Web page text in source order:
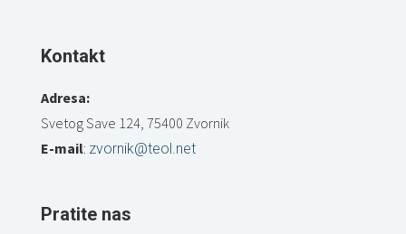
Kontakt
Adresa:
Svetog Save 124, 75400 Zvornik
E-mail: zvornik@teol.net
Pratite nas